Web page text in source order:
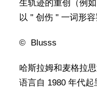
生轨迹的重创（例
以 " 创伤 " 一词形容
© Blusss
哈斯拉姆和麦格拉
语言自 1980 年代